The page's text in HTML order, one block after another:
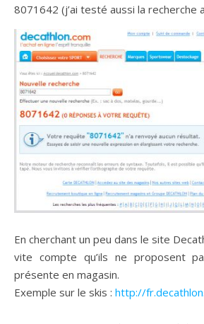
8071642 (j’ai testé aussi la recherche
En cherchant un peu dans le site
vite compte qu’ils ne proposent
présente en magasin.
Exemple sur le skis : http://